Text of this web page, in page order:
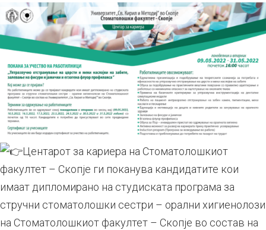
Центарот за кариера на Стоматолошкиот
факултет – Скопје ги поканува кандидатите кои
имаат дипломирано на студиската програма за
стручни стоматолошки сестри – орални хигиенолози
на Стоматолошкиот факултет – Скопје во состав на